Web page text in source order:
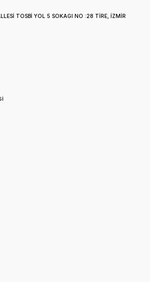
TOSBİ YOL 5 SOKAGI NO :28 TİRE, İZMİR